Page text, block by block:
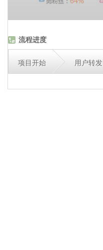
流程进度
项目开始 用户转发